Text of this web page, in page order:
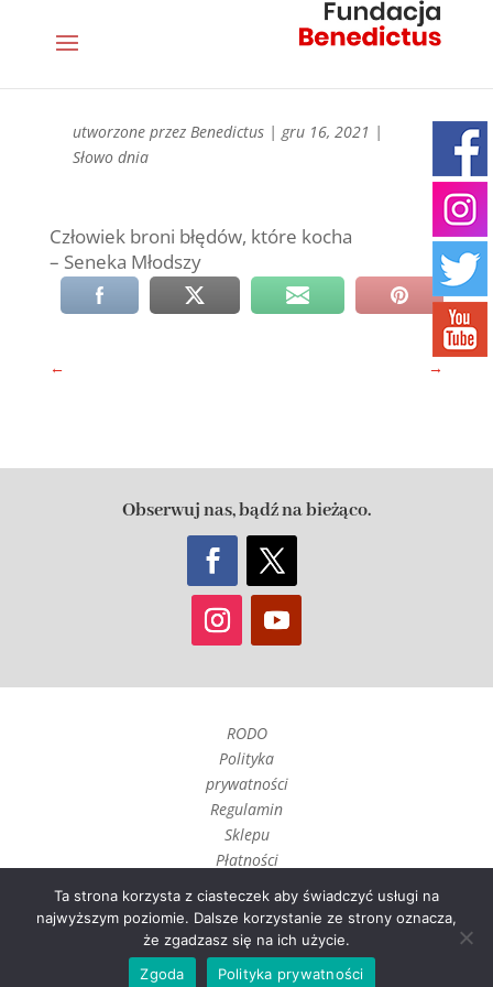
utworzone przez Benedictus| gru 16, 2021 |
Słowo dnia
Człowiek broni błędów, które kocha
– Seneka Młodszy
← →
Obserwuj nas, bądź na bieżąco.
RODO
Polityka
prywatności
Regulamin
Sklepu
Płatności
Czas realizacji
i wysyłka
Zwroty, reklamacje i
odstąpienie umowy
Ta strona korzysta z ciasteczek aby świadczyć usługi na
najwyższym poziomie. Dalsze korzystanie ze strony oznacza,
że zgadzasz się na ich użycie.
Zgoda
Polityka prywatności